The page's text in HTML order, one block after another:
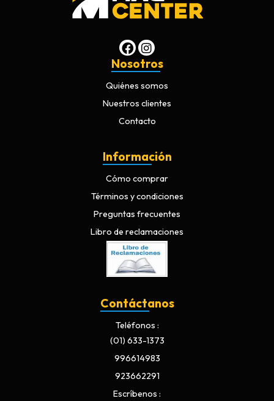
Nosotros
Quiénes somos
Nuestros clientes
Contacto
Información
Cómo comprar
Términos y condiciones
Preguntas frecuentes
Libro de reclamaciones
Contáctanos
Teléfonos
(01) 633-1373
996614983
923662291
Escríbenos